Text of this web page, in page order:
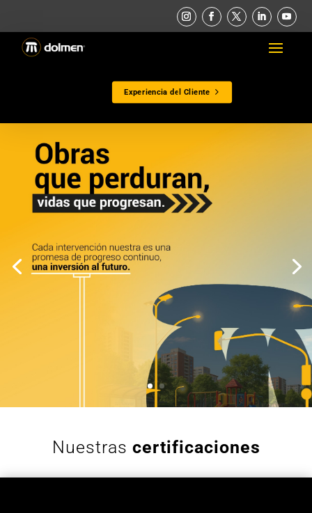
Experiencia del Cliente
Nuestras certificaciones